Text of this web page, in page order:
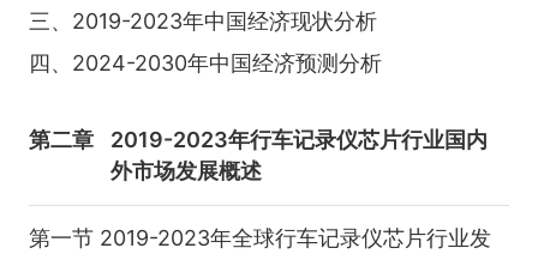
三、2019-2023年中国经济现状分析
四、2024-2030年中国经济预测分析
第二章
2019-2023年行车记录仪芯片行业国内
外市场发展概述
第一节 2019-2023年全球行车记录仪芯片行业发